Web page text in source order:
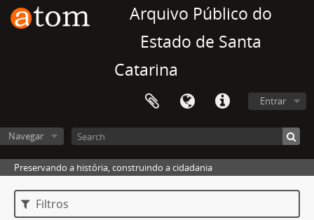
Arquivo Público do
Estado de Santa
Catarina
Entrar
Navegar
Preservando a história, construindo a cidadania
Filtros